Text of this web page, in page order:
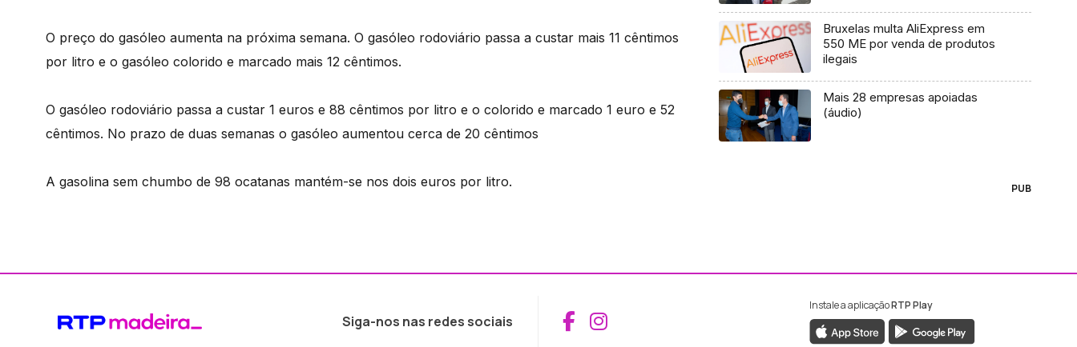
O preço do gasóleo aumenta na próxima semana. O gasóleo rodoviário passa a custar mais 11 cêntimos
por litro e o gasóleo colorido e marcado mais 12 cêntimos.
O gasóleo rodoviário passa a custar 1 euros e 88 cêntimos por litro e o colorido e marcado 1 euro e 52
cêntimos. No prazo de duas semanas o gasóleo aumentou cerca de 20 cêntimos
A gasolina sem chumbo de 98 ocatanas mantém-se nos dois euros por litro.
Bruxelas multa AliExpress em
550 ME por venda de produtos
ilegais
Mais 28 empresas apoiadas
(áudio)
PUB
Siga-nos nas redes sociais Aceder ao Facebook da RTP Madeira
Aceder ao Instagram da RTP Madeira
Instale a aplicaçãoRTP Play